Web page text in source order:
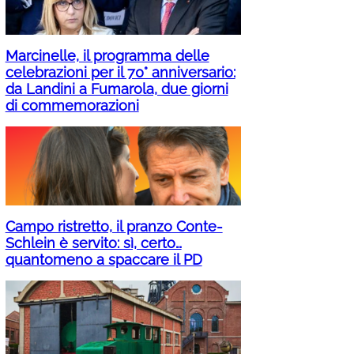
Marcinelle, il programma delle
celebrazioni per il 70° anniversario:
da Landini a Fumarola, due giorni
di commemorazioni
Campo ristretto, il pranzo Conte-
Schlein è servito: sì, certo…
quantomeno a spaccare il PD